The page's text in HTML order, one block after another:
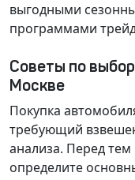
выгодными
программами
Советы по
Москве
Покупка
требующий
анализа. Перед
определите